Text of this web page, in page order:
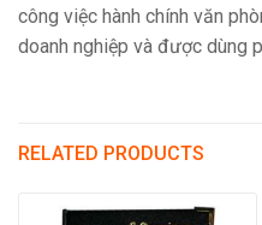
công việc hành chính văn
doanh nghiệp và được dùng
RELATED PRODUCTS